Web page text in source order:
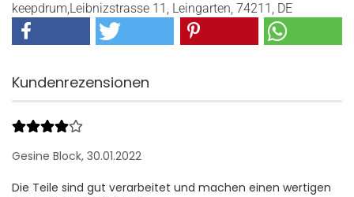
keepdrum,Leibnizstrasse 11, Leingarten, 74211, DE
Kundenrezensionen
Gesine Block, 30.01.2022
Die Teile sind gut verarbeitet und machen einen wertigen